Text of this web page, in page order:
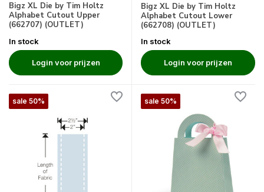
Bigz XL Die by Tim Holtz
Alphabet Cutout Upper
(662707) (OUTLET)
In stock
Login voor prijzen
Bigz XL Die by Tim Holtz
Alphabet Cutout Lower
(662708) (OUTLET)
In stock
Login voor prijzen
sale 50% sale 50%